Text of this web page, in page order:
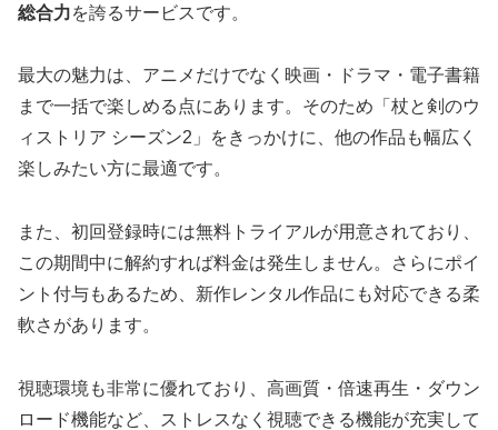
総合力を誇るサービスです。
最大の魅力は、アニメだけでなく映画・ドラマ・電子書籍
まで一括で楽しめる点にあります。そのため「杖と剣のウ
ィストリア シーズン2」をきっかけに、他の作品も幅広く
楽しみたい方に最適です。
また、初回登録時には無料トライアルが用意されており、
この期間中に解約すれば料金は発生しません。さらにポイ
ント付与もあるため、新作レンタル作品にも対応できる柔
軟さがあります。
視聴環境も非常に優れており、高画質・倍速再生・ダウン
ロード機能など、ストレスなく視聴できる機能が充実して